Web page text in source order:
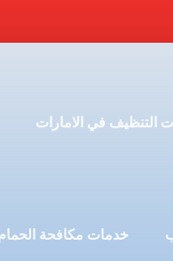
التنظيف في الامارات
خدمات مكافحة